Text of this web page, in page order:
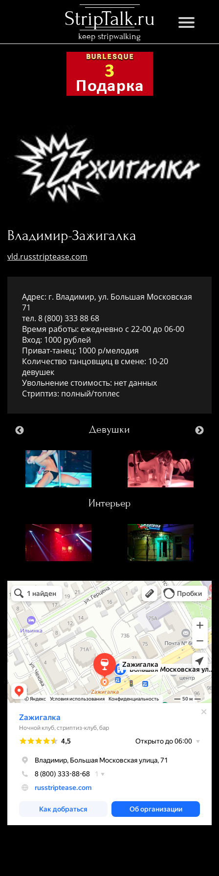
StripTalk.ru
keep stripwalking
Владимир-Зажигалка
vld.russtriptease.com
Адрес: г. Владимир, ул. Большая Московская
71
тел. 8 (800) 333 88 68
Время работы: ежедневно с 22-00 до 06-00
Вход: 1000 рублей
Приват-танец: 1000 р/мелодия
Количество танцовщиц в смене: 10-20
девушек
Увольнение стоимость: нет данных
Стриптиз: полный/топлес
Девушки
Интерьер